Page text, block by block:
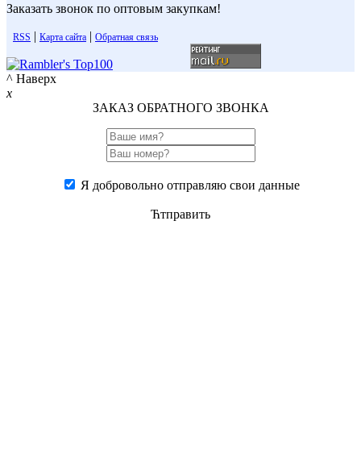
Заказать звонок по оптовым закупкам!
RSS | Карта сайта | Обратная связь
^ Наверх
x
ЗАКАЗ ОБРАТНОГО ЗВОНКА
Я добровольно отправляю свои данные
Ћтправить